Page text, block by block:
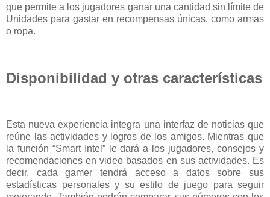
que permite a los jugadores ganar una cantidad sin límite de
Unidades para gastar en recompensas únicas, como armas
o ropa.
Disponibilidad y otras características
Esta nueva experiencia integra una interfaz de noticias que
reúne las actividades y logros de los amigos. Mientras que
la función “Smart Intel” le dará a los jugadores, consejos y
recomendaciones en video basados en sus actividades. Es
decir, cada gamer tendrá acceso a datos sobre sus
estadísticas personales y su estilo de juego para seguir